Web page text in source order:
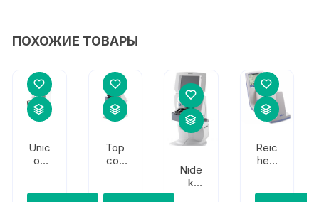
ПОХОЖИЕ ТОВАРЫ
Unic
os
Top
con
Nide
k
Reic
hert